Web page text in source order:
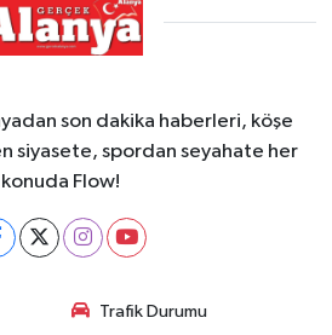
son dakika haberleri, köşe
siyasete, spordan seyahate her
konuda Flow!
Trafik Durumu